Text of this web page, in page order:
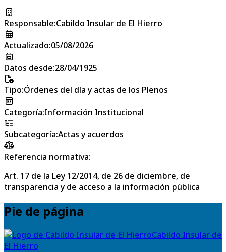
Responsable:Cabildo Insular de El Hierro
Actualizado:05/08/2026
Datos desde:28/04/1925
Tipo:Órdenes del día y actas de los Plenos
Categoría:Información Institucional
Subcategoría:Actas y acuerdos
Referencia normativa:
Art. 17 de la Ley 12/2014, de 26 de diciembre, de
transparencia y de acceso a la información pública
Pie de página
Cabildo Insular de
El Hierro